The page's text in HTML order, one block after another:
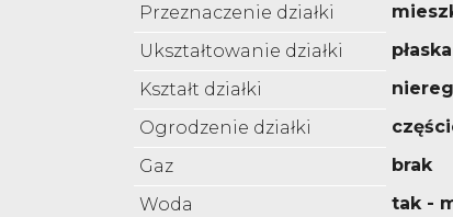
Przeznaczenie działki
Ukształtowanie działki
płaska
Kształt działki
Ogrodzenie działki
Gaz
brak
Woda
tak -